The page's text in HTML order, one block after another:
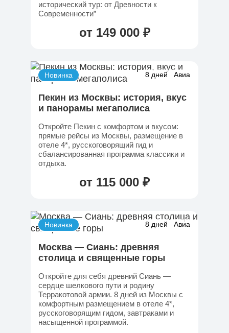
исторический тур: от Древности к
Современности”
от 149 000 ₽
8 дней Авиа
Новинка
Пекин из Москвы: история, вкус
и панорамы мегаполиса
Откройте Пекин с комфортом и вкусом:
прямые рейсы из Москвы, размещение в
отеле 4*, русскоговорящий гид и
сбалансированная программа классики и
отдыха.
от 115 000 ₽
8 дней Авиа
Новинка
Москва — Сиань: древняя
столица и священные горы
Откройте для себя древний Сиань —
сердце шелкового пути и родину
Терракотовой армии. 8 дней из Москвы с
комфортным размещением в отеле 4*,
русскоговорящим гидом, завтраками и
насыщенной программой.